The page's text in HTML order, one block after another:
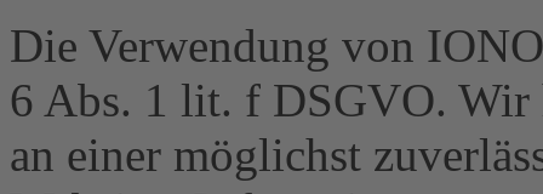
Die Verwendung von
6 Abs. 1 lit. f DSGVO. Wir
an einer möglichst